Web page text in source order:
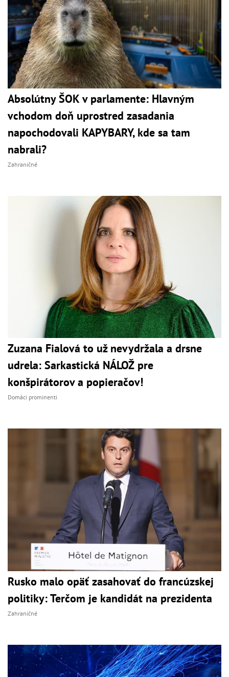
Absolútny ŠOK v parlamente: Hlavným
vchodom doň uprostred zasadania
napochodovali KAPYBARY, kde sa tam
nabrali?
Zahraničné
Zuzana Fialová to už nevydržala a drsne
udrela: Sarkastická NÁLOŽ pre
konšpirátorov a popieračov!
Domáci prominenti
Rusko malo opäť zasahovať do francúzskej
politiky: Terčom je kandidát na prezidenta
Zahraničné